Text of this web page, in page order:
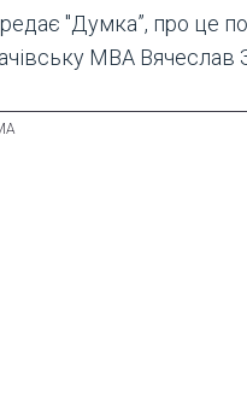
"Думка”, про це
МВА Вячеслав